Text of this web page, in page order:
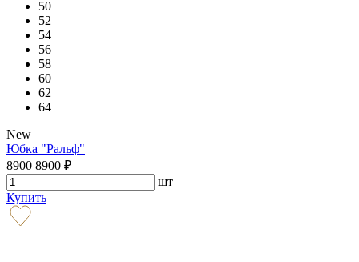
50
52
54
56
58
60
62
64
New
Юбка "Ральф"
8900 8900 ₽
шт
Купить